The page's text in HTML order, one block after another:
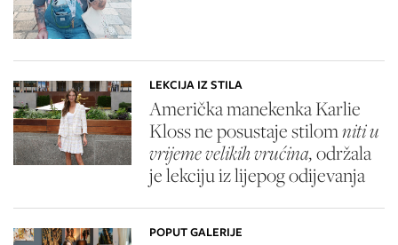
LEKCIJA IZ STILA
Američka manekenka Karlie
Kloss ne posustaje stilomniti u
vrijeme velikih vrućina,održala
je lekciju iz lijepog odijevanja
POPUT GALERIJE